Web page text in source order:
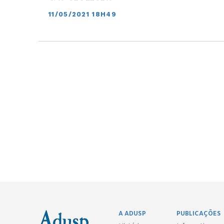
11/05/2021 18H49
A ADUSP
PUBLICAÇÕES